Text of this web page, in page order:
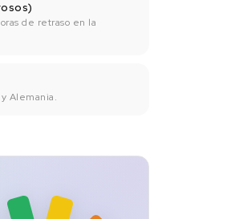
de retraso en la
Alemania.